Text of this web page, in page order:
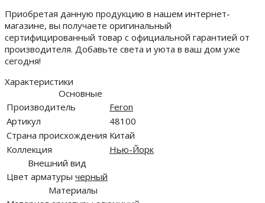
Приобретая данную продукцию в нашем интернет-
магазине, вы получаете оригинальный
сертифицированный товар с официальной гарантией от
производителя. Добавьте света и уюта в ваш дом уже
сегодня!
Характеристики
Основные
Производитель
Feron
Артикул
48100
Страна происхождения Китай
Коллекция
Нью-Йорк
Внешний вид
Цвет арматуры черный
Материалы